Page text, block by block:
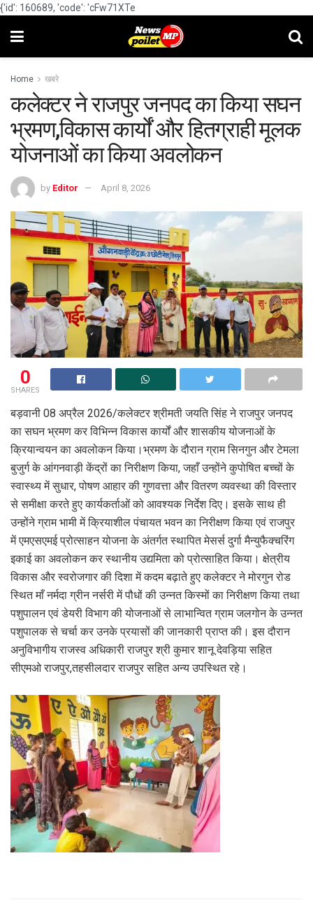
{'id': 160689, 'code': 'cFw71XTe
Home खबरे
कलेक्टर ने राजपुर जनपद का किया सघन
भ्रमण,विकास कार्यों और हितग्राही मूलक
योजनाओं का किया अवलोकन
by Editor April 8, 2026
0
SHARES
बड़वानी 08 अप्रैल 2026/कलेक्टर श्रीमती जयति सिंह ने राजपुर जनपद
का सघन भ्रमण कर विभिन्न विकास कार्यों और शासकीय योजनाओं के
क्रियान्वयन का अवलोकन किया।भ्रमण के दौरान ग्राम सिनगुन और टेमला
बुजुर्ग के आंगनवाड़ी केंद्रों का निरीक्षण किया, जहाँ उन्होंने कुपोषित बच्चों के
स्वास्थ्य में सुधार, पोषण आहार की गुणवत्ता और वितरण व्यवस्था की विस्तार
से समीक्षा करते हुए कार्यकर्ताओं को आवश्यक निर्देश दिए। इसके साथ ही
उन्होंने ग्राम भामी में क्रियाशील पंचायत भवन का निरीक्षण किया एवं राजपुर
में एमएसएमई प्रोत्साहन योजना के अंतर्गत स्थापित मेसर्स दुर्गा मैन्युफैक्चरिंग
इकाई का अवलोकन कर स्थानीय उद्यमिता को प्रोत्साहित किया। क्षेत्रीय
विकास और स्वरोजगार की दिशा में कदम बढ़ाते हुए कलेक्टर ने मोरगुन रोड
स्थित माँ नर्मदा ग्रीन नर्सरी में पौधों की उन्नत किस्मों का निरीक्षण किया तथा
पशुपालन एवं डेयरी विभाग की योजनाओं से लाभान्वित ग्राम जलगोन के उन्नत
पशुपालक से चर्चा कर उनके प्रयासों की जानकारी प्राप्त की। इस दौरान
अनुविभागीय राजस्व अधिकारी राजपुर श्री कुमार शानू देवड़िया सहित
सीएमओ राजपुर,तहसीलदार राजपुर सहित अन्य उपस्थित रहे।